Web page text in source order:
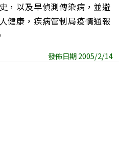
，以及早偵測傳染病，並避
健康，疾病管制局疫情通報
發佈日期 2005/2/14